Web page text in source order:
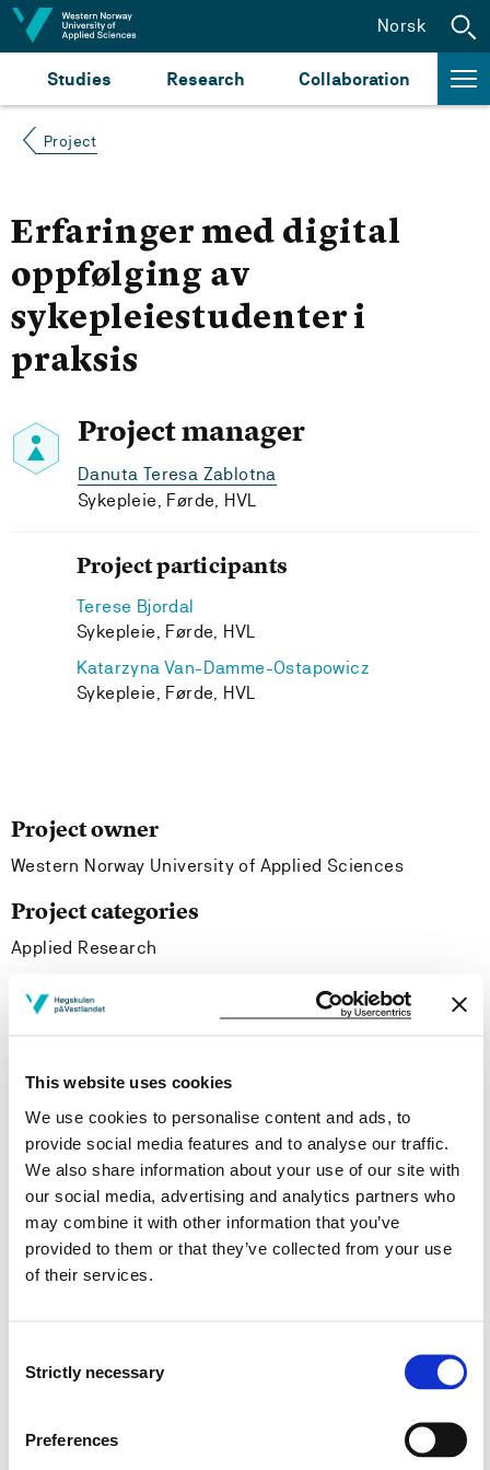
This website uses cookies
We use cookies to personalise content and ads, to
provide social media features and to analyse our traffic.
We also share information about your use of our site with
our social media, advertising and analytics partners who
may combine it with other information that you’ve
provided to them or that they’ve collected from your use
of their services.
Selection
Strictly necessary
Preferences
Jump to content
Studies Research Collaboration
Norsk
Project
Erfaringer med digital
oppfølging av
sykepleiestudenter i
praksis
Project manager
Danuta Teresa Zablotna
Sykepleie, Førde, HVL
Project participants
Terese Bjordal
Sykepleie, Førde, HVL
Katarzyna Van-Damme-Ostapowicz
Sykepleie, Førde, HVL
Project owner
Western Norway University of Applied Sciences
Project categories
Applied Research
Project period
Project summary
Formål
Formålet med dette forskningsprosjektet er å evaluere
digital oppfølging av førsteårssykepleiestudenter i
praksis på sykehjem. På grunn av Covid-19 ble bedside
modell erstattet med digital oppfølging av studenter i
halvtids- og sluttevaluering i lag med student og
kontaktsykepleier. I tillegg gjennomførte lærer i lag med
praksisperioden deltok studentene på
to seminardager som ble gjennomført på campus. Den